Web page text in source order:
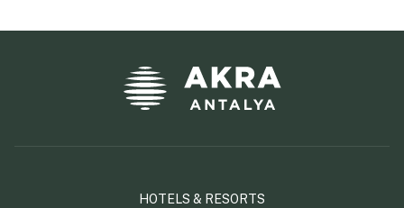
HOTELS & RESORTS